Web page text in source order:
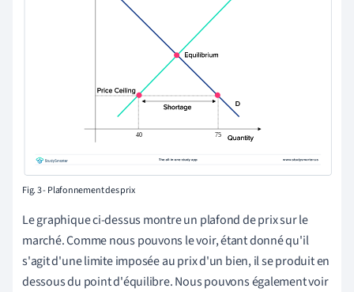
Fig. 3 - Plafonnement des prix
Le graphique ci-dessus montre un plafond de prix sur le
marché. Comme nous pouvons le voir, étant donné qu'il
s'agit d'une limite imposée au prix d'un bien, il se produit en
dessous du point d'équilibre. Nous pouvons également voir